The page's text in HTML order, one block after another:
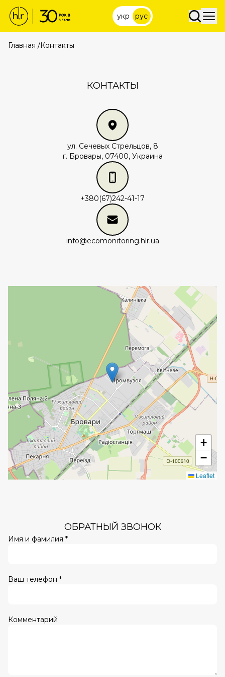
укр рус
Главная /Контакты
КОНТАКТЫ
ул. Сечевых Стрельцов, 8
г. Бровары, 07400, Украина
+380(67)242-41-17
info@ecomonitoring.hlr.ua
+
−
Leaflet
ОБРАТНЫЙ ЗВОНОК
Имя и фамилия *
Ваш телефон *
Комментарий